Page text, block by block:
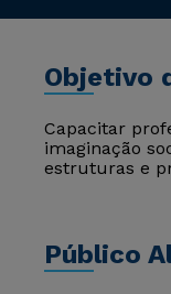
Objetivo
Capacitar
imaginação
estruturas e
Público